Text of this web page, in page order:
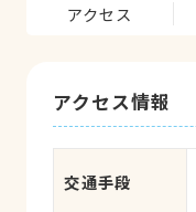
アクセス
アクセス情報
交通手段